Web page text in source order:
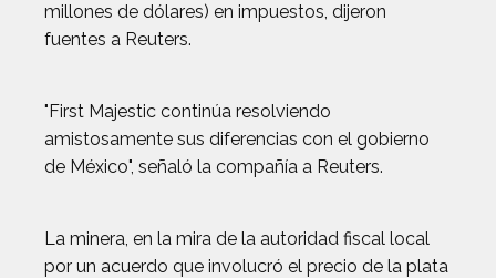
millones de dólares) en impuestos, dijeron
fuentes a Reuters.
"First Majestic continúa resolviendo
amistosamente sus diferencias con el gobierno
de México", señaló la compañía a Reuters.
La minera, en la mira de la autoridad fiscal local
por un acuerdo que involucró el precio de la plata